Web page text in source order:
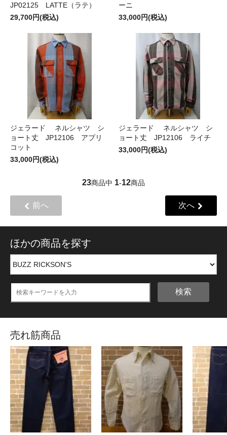
JP02125 LATTE（ラテ）
29,700円(税込)
ーニ
33,000円(税込)
ジェラード ネルシャツ シ
ョート丈 JP12106 アプリ
コット
33,000円(税込)
ジェラード ネルシャツ シ
ョート丈 JP12106 ライチ
33,000円(税込)
23商品中 1-12商品
前へ 次へ
ほかの商品を探す
検索
売れ筋商品